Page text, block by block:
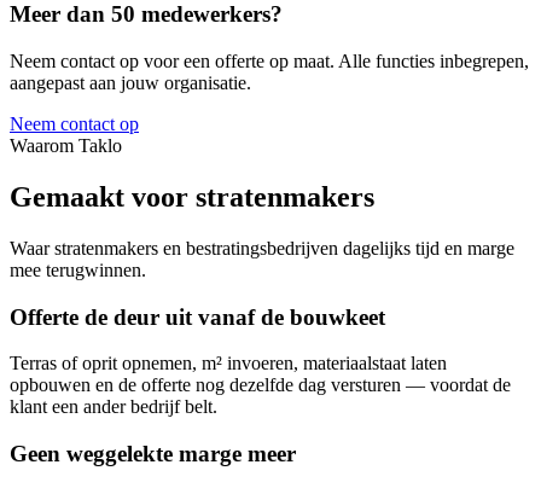
Meer dan 50 medewerkers?
Neem contact op voor een offerte op maat. Alle functies inbegrepen,
aangepast aan jouw organisatie.
Neem contact op
Waarom Taklo
Gemaakt voor stratenmakers
Waar stratenmakers en bestratingsbedrijven dagelijks tijd en marge
mee terugwinnen.
Offerte de deur uit vanaf de bouwkeet
Terras of oprit opnemen, m² invoeren, materiaalstaat laten
opbouwen en de offerte nog dezelfde dag versturen — voordat de
klant een ander bedrijf belt.
Geen weggelekte marge meer